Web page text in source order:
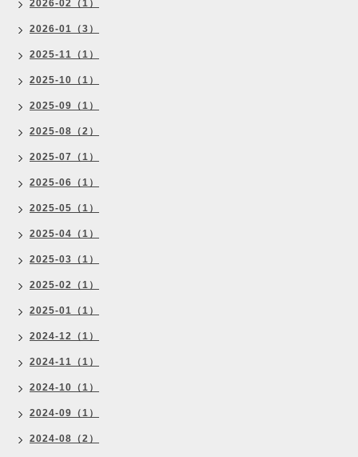
2026-02（1）
2026-01（3）
2025-11（1）
2025-10（1）
2025-09（1）
2025-08（2）
2025-07（1）
2025-06（1）
2025-05（1）
2025-04（1）
2025-03（1）
2025-02（1）
2025-01（1）
2024-12（1）
2024-11（1）
2024-10（1）
2024-09（1）
2024-08（2）